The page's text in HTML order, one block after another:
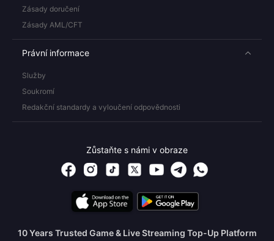
Zásady doručení
Zásady AML/CFT
Právní informace
Služby
Soukromí
Redakční standardy a vyloučení odpovědnosti
Zůstaňte s námi v obraze
10 Years Trusted Game & Live Streaming Top-Up Platform